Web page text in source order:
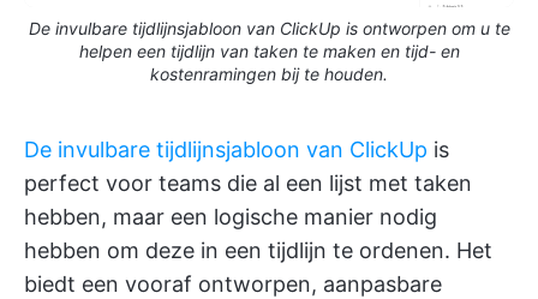
De invulbare tijdlijnsjabloon van ClickUp is ontworpen om u te
helpen een tijdlijn van taken te maken en tijd- en
kostenramingen bij te houden.
De invulbare tijdlijnsjabloon van ClickUp is
perfect voor teams die al een lijst met taken
hebben, maar een logische manier nodig
hebben om deze in een tijdlijn te ordenen. Het
biedt een vooraf ontworpen, aanpasbare